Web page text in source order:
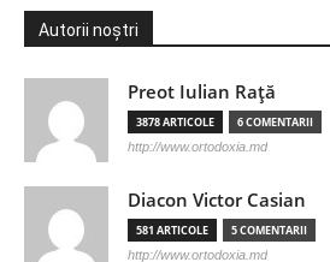
Autorii noștri
Preot Iulian Raţă
3878 ARTICOLE 6 COMENTARII
http://www.ortodoxia.md
Diacon Victor Casian
581 ARTICOLE 5 COMENTARII
http://www.ortodoxia.md